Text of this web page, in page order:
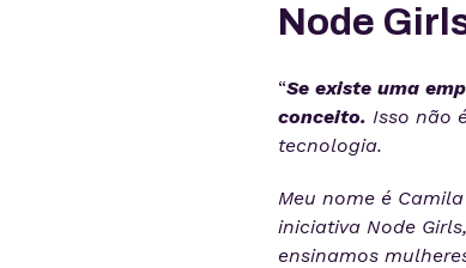
Node
“Se existe uma
conceito. Isso não
tecnologia.
Meu nome é
iniciativa Node
ensinamos